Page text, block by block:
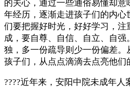
的关心，通过一些通俗易懂却
年经历，逐渐走进孩子们的内
们要把握好时光，好好学习，注
成，要自尊、自信、自立、自
独，多一份疏导则少一份偏差。
孩子们，从点点滴滴去点亮他们
????近年来，安阳中院未成年